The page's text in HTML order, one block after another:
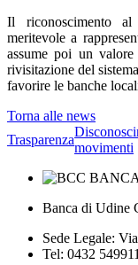
Il riconoscimento al
meritevole a
assume poi un
rivisitazione del
favorire le banche
Torna alle news
Trasparenza
movimenti
Banca di Udine
Sede Legale:
Tel: 0432 549911